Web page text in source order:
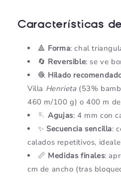
Características
🔺 Forma: chal
🔄 Reversible: se ve
🧶 Hilado
Villa Henrieta (53%
460 m/100 g) o 400 m
🪡Agujas: 4 mm con
✨Secuencia sencilla:
calados repetitivos,
📏 Medidas finales:
cm de ancho (tras